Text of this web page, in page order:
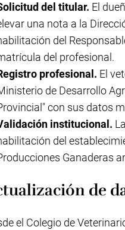
del titular. El
una nota a la
del
del profesional.
profesional. El
de Desarrollo
con sus datos
institucional.
del
Ganaderas
de
el Colegio de